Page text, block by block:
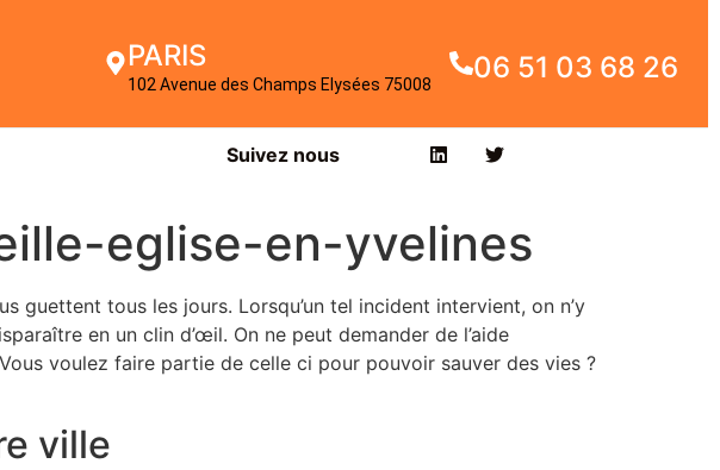
PARIS
102 Avenue des Champs Elysées 75008 06 51 03 68 26
Suivez nous
eglise-en-yvelines
guettent tous les jours. Lorsqu’un tel incident intervient, on n’y
en un clin d’œil. On ne peut demander de l’aide
voulez faire partie de celle ci pour pouvoir sauver des vies ?
ville